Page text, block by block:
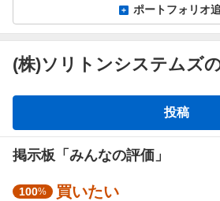
ポートフォリオ
(株)ソリトンシステムズ
板
投稿
掲示板「みんなの評価」
強100% 買いたい